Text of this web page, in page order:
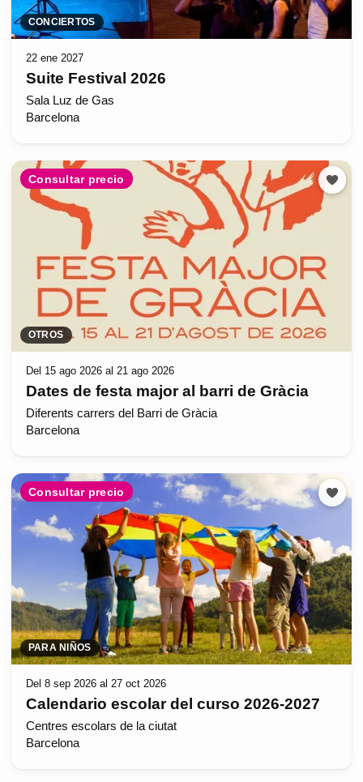
CONCIERTOS
22 ene 2027
Suite Festival 2026
Sala Luz de Gas
Barcelona
Consultar precio
OTROS
Del 15 ago 2026 al 21 ago 2026
Dates de festa major al barri de Gràcia
Diferents carrers del Barri de Gràcia
Barcelona
Consultar precio
PARA NIÑOS
Del 8 sep 2026 al 27 oct 2026
Calendario escolar del curso 2026-2027
Centres escolars de la ciutat
Barcelona